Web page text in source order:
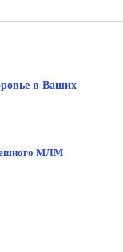
в Ваших
МЛМ